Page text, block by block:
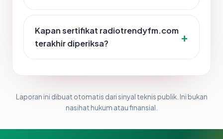
Kapan sertifikat radiotrendyfm.com
terakhir diperiksa?
Laporan ini dibuat otomatis dari sinyal teknis publik. Ini bukan
nasihat hukum atau finansial.